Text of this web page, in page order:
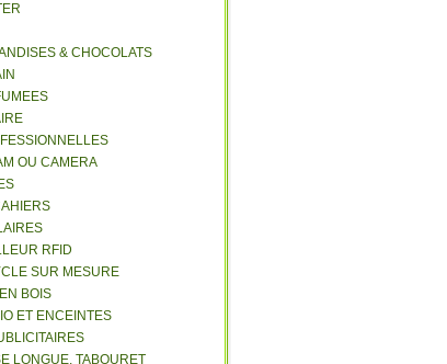
ET VICE VERSA
& CHOCOLATS
OU CAMERA
RFID
SUR MESURE
BOIS
ET ENCEINTES
LONGUE, TABOURET